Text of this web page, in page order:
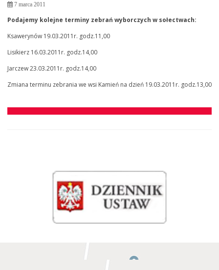
7 marca 2011
Podajemy kolejne terminy zebrań wyborczych w sołectwach:
Ksawerynów 19.03.2011r. godz.11,00
Lisikierz 16.03.2011r. godz.14,00
Jarczew 23.03.2011r. godz.14,00
Zmiana terminu zebrania we wsi Kamień na dzień 19.03.2011r. godz.13,00